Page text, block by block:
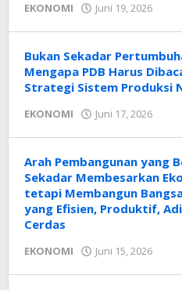
EKONOMI Juni 19, 2026
NTT
Bukan Sekadar
Mengapa PDB Harus
Strategi Sistem Produksi
EKONOMI Juni 17, 2026
NTT
Arah Pembangunan yang
Sekadar Membesarkan
tetapi Membangun
yang Efisien, Produktif,
Cerdas
EKONOMI Juni 15, 2026
NTT